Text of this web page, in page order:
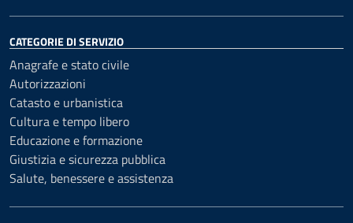
CATEGORIE DI SERVIZIO
Anagrafe e stato civile
Autorizzazioni
Catasto e urbanistica
Cultura e tempo libero
Educazione e formazione
Giustizia e sicurezza pubblica
Salute, benessere e assistenza